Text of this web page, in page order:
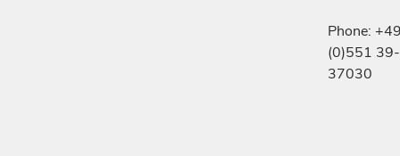
Phone:
(0)551 39-
37030